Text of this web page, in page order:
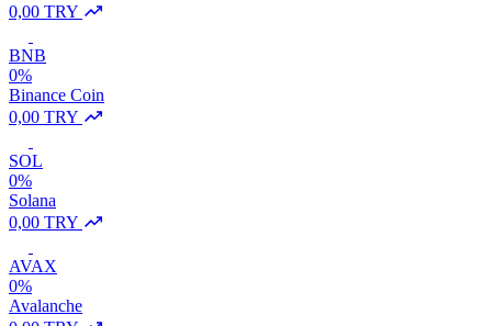
0,00 TRY
BNB
0%
Binance Coin
0,00 TRY
SOL
0%
Solana
0,00 TRY
AVAX
0%
Avalanche